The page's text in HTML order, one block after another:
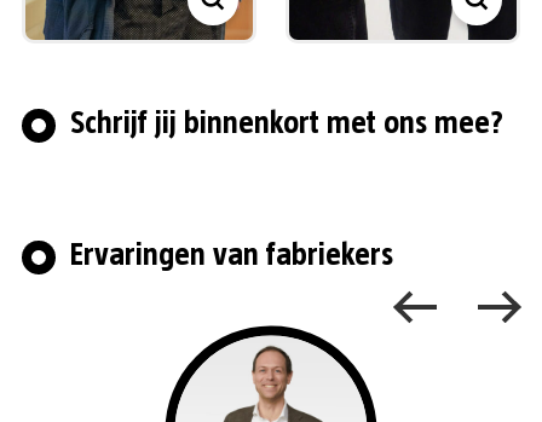
Schrijf jij binnenkort met ons mee?
Ervaringen van fabriekers